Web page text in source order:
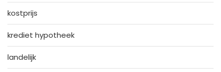
kostprijs
krediet hypotheek
landelijk